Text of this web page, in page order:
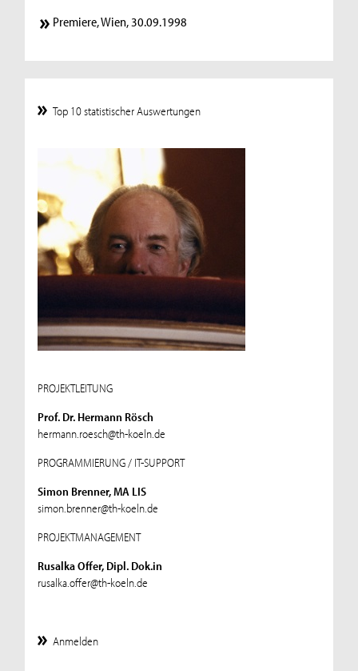
Premiere, Wien, 30.09.1998
Top 10 statistischer Auswertungen
PROJEKTLEITUNG
Prof. Dr. Hermann Rösch
hermann.roesch@th-koeln.de
PROGRAMMIERUNG / IT-SUPPORT
Simon Brenner, MA LIS
simon.brenner@th-koeln.de
PROJEKTMANAGEMENT
Rusalka Offer, Dipl. Dok.in
rusalka.offer@th-koeln.de
Anmelden